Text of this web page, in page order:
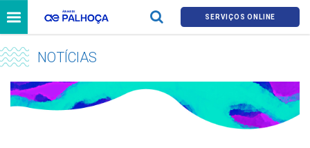
SERVIÇOS ONLINE
NOTÍCIAS